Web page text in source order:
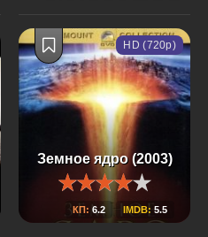
Земное ядро (2003)
КП: 6.2 IMDB: 5.5
HD (720p)